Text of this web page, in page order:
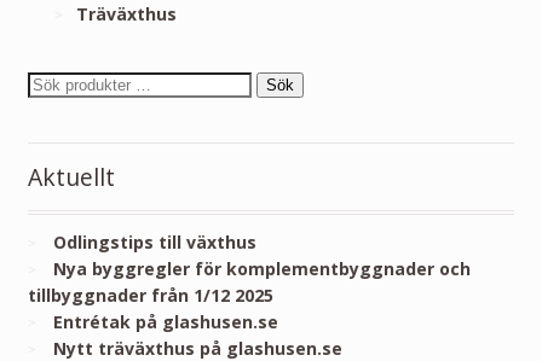
Träväxthus
Sök
Aktuellt
Odlingstips till växthus
Nya byggregler för komplementbyggnader och
tillbyggnader från 1/12 2025
Entrétak på glashusen.se
Nytt träväxthus på glashusen.se